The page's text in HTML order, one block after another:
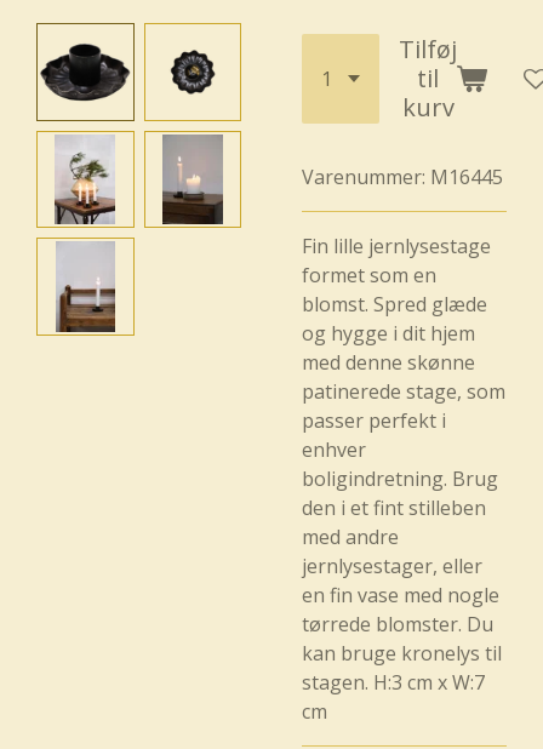
Tilføj
til
kurv
Varenummer: M16445
Fin lille jernlysestage
formet som en
blomst. Spred glæde
og hygge i dit hjem
med denne skønne
patinerede stage, som
passer perfekt i
enhver
boligindretning. Brug
den i et fint stilleben
med andre
jernlysestager, eller
en fin vase med nogle
tørrede blomster. Du
kan bruge kronelys til
stagen. H:3 cm x W:7
cm